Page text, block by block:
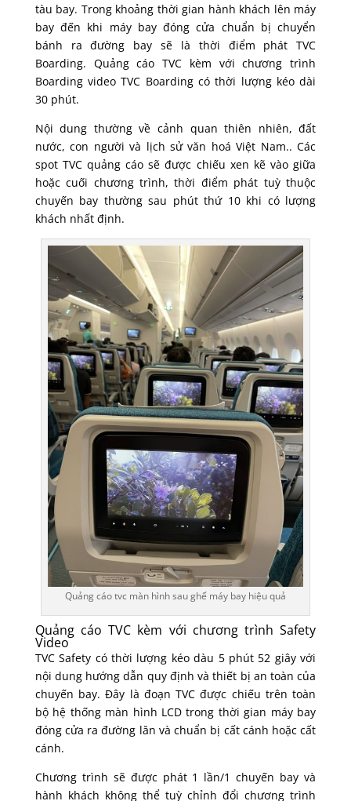
tàu bay. Trong khoảng thời gian hành khách lên máy
bay đến khi máy bay đóng cửa chuẩn bị chuyển
bánh ra đường bay sẽ là thời điểm phát TVC
Boarding. Quảng cáo TVC kèm với chương trình
Boarding video TVC Boarding có thời lượng kéo dài
30 phút.
Nội dung thường về cảnh quan thiên nhiên, đất
nước, con người và lịch sử văn hoá Việt Nam.. Các
spot TVC quảng cáo sẽ được chiếu xen kẽ vào giữa
hoặc cuối chương trình, thời điểm phát tuỳ thuộc
chuyến bay thường sau phút thứ 10 khi có lượng
khách nhất định.
Quảng cáo tvc màn hình sau ghế máy bay hiệu quả
Quảng cáo TVC kèm với chương trình Safety
Video
TVC Safety có thời lượng kéo dàu 5 phút 52 giây với
nội dung hướng dẫn quy định và thiết bị an toàn của
chuyến bay. Đây là đoạn TVC được chiếu trên toàn
bộ hệ thống màn hình LCD trong thời gian máy bay
đóng cửa ra đường lăn và chuẩn bị cất cánh hoặc cất
cánh.
Chương trình sẽ được phát 1 lần/1 chuyến bay và
hành khách không thể tuỳ chỉnh đổi chương trình